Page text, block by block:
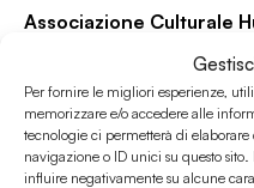
Per fornire le migliori esperienze,
memorizzare e/o accedere alle
tecnologie ci permetterà di
navigazione o ID unici su questo
influire negativamente su alcune
Associazione Culturale
Via degli Orti 63, Bologna
IVA: IT03691751204
CF: 03691751204
Seguici su